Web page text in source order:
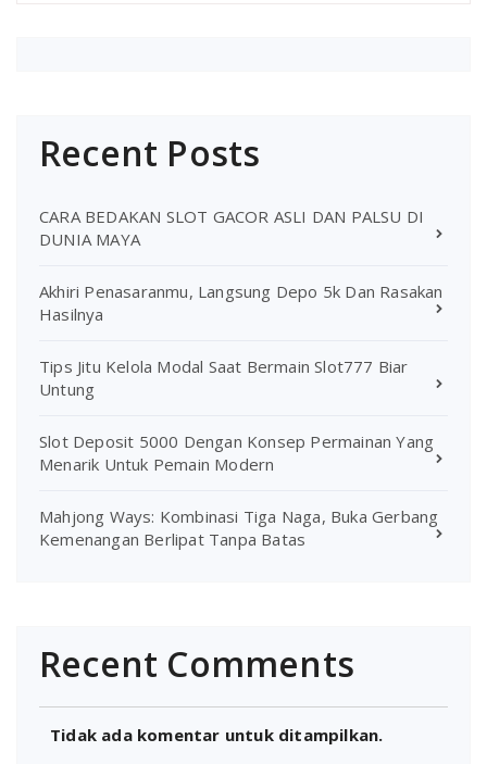
Recent Posts
CARA BEDAKAN SLOT GACOR ASLI DAN PALSU DI
DUNIA MAYA
Akhiri Penasaranmu, Langsung Depo 5k Dan Rasakan
Hasilnya
Tips Jitu Kelola Modal Saat Bermain Slot777 Biar
Untung
Slot Deposit 5000 Dengan Konsep Permainan Yang
Menarik Untuk Pemain Modern
Mahjong Ways: Kombinasi Tiga Naga, Buka Gerbang
Kemenangan Berlipat Tanpa Batas
Recent Comments
Tidak ada komentar untuk ditampilkan.